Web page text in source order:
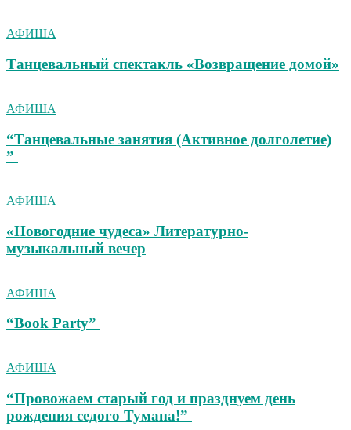
АФИША
Танцевальный спектакль «Возвращение домой»
АФИША
“Танцевальные занятия (Активное долголетие)
”
АФИША
«Новогодние чудеса» Литературно-
музыкальный вечер
АФИША
“Book Party”
АФИША
“Провожаем старый год и празднуем день
рождения седого Тумана!”